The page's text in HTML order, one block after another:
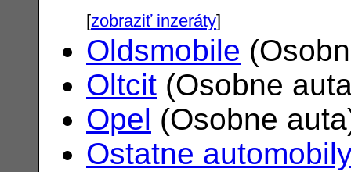
[zobraziť inzeráty]
Oldsmobile
Oltcit (Osobne
Opel (Osobne
Ostatne